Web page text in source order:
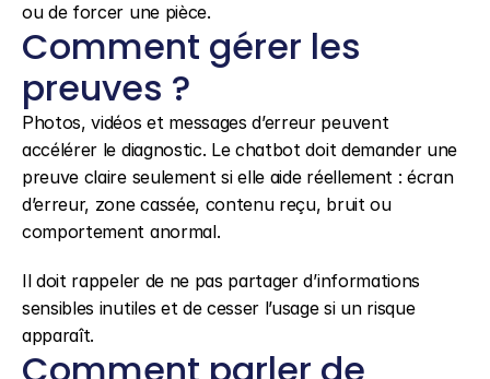
ou de forcer une pièce.
Comment gérer les
preuves ?
Photos, vidéos et messages d’erreur peuvent
accélérer le diagnostic. Le chatbot doit demander une
preuve claire seulement si elle aide réellement : écran
d’erreur, zone cassée, contenu reçu, bruit ou
comportement anormal.
Il doit rappeler de ne pas partager d’informations
sensibles inutiles et de cesser l’usage si un risque
apparaît.